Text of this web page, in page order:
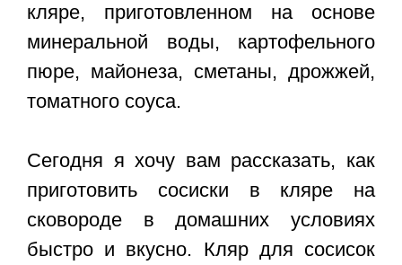
кляре, приготовленном на основе
минеральной воды, картофельного
пюре, майонеза, сметаны, дрожжей,
томатного соуса.
Сегодня я хочу вам рассказать, как
приготовить сосиски в кляре на
сковороде в домашних условиях
быстро и вкусно. Кляр для сосисок